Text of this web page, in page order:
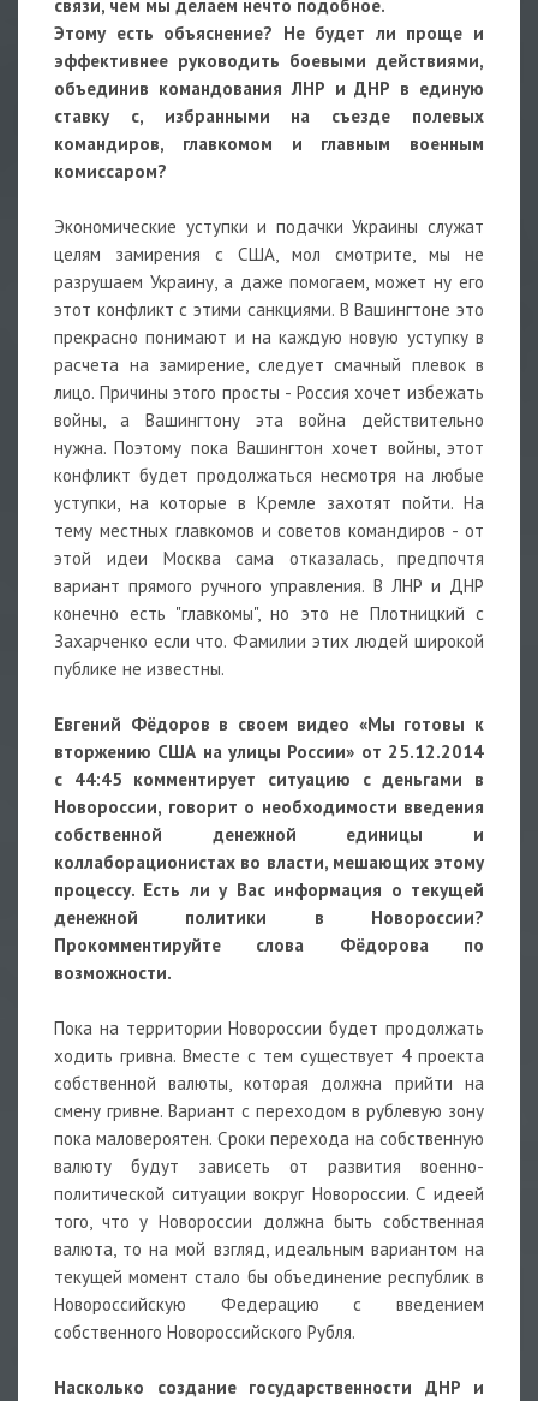
связи, чем мы делаем нечто подобное.
Этому есть объяснение? Не будет ли проще и
эффективнее руководить боевыми действиями,
объединив командования ЛНР и ДНР в единую
ставку с, избранными на съезде полевых
командиров, главкомом и главным военным
комиссаром?
Экономические уступки и подачки Украины служат
целям замирения с США, мол смотрите, мы не
разрушаем Украину, а даже помогаем, может ну его
этот конфликт с этими санкциями. В Вашингтоне это
прекрасно понимают и на каждую новую уступку в
расчета на замирение, следует смачный плевок в
лицо. Причины этого просты - Россия хочет избежать
войны, а Вашингтону эта война действительно
нужна. Поэтому пока Вашингтон хочет войны, этот
конфликт будет продолжаться несмотря на любые
уступки, на которые в Кремле захотят пойти. На
тему местных главкомов и советов командиров - от
этой идеи Москва сама отказалась, предпочтя
вариант прямого ручного управления. В ЛНР и ДНР
конечно есть "главкомы", но это не Плотницкий с
Захарченко если что. Фамилии этих людей широкой
публике не известны.
Евгений Фёдоров в своем видео «Мы готовы к
вторжению США на улицы России» от 25.12.2014
с 44:45 комментирует ситуацию с деньгами в
Новороссии, говорит о необходимости введения
собственной денежной единицы и
коллаборационистах во власти, мешающих этому
процессу. Есть ли у Вас информация о текущей
денежной политики в Новороссии?
Прокомментируйте слова Фёдорова по
возможности.
Пока на территории Новороссии будет продолжать
ходить гривна. Вместе с тем существует 4 проекта
собственной валюты, которая должна прийти на
смену гривне. Вариант с переходом в рублевую зону
пока маловероятен. Сроки перехода на собственную
валюту будут зависеть от развития военно-
политической ситуации вокруг Новороссии. С идеей
того, что у Новороссии должна быть собственная
валюта, то на мой взгляд, идеальным вариантом на
текущей момент стало бы объединение республик в
Новороссийскую Федерацию с введением
собственного Новороссийского Рубля.
Насколько создание государственности ДНР и